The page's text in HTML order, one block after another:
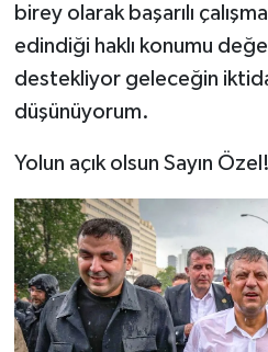
birey olarak başarılı
edindiği haklı konumu
destekliyor geleceğin
düşünüyorum.
Yolun açık olsun Sayın Özel!